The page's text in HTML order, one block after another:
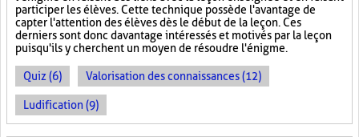
participer les élèves. Cette technique possède l'avantage de
capter l'attention des élèves dès le début de la leçon. Ces
derniers sont donc davantage intéressés et motivés par la leçon
puisqu'ils y cherchent un moyen de résoudre l'énigme.
Quiz (6) Valorisation des connaissances (12)
Ludification (9)